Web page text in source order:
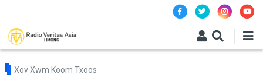
Xov Xwm Koom Txoos